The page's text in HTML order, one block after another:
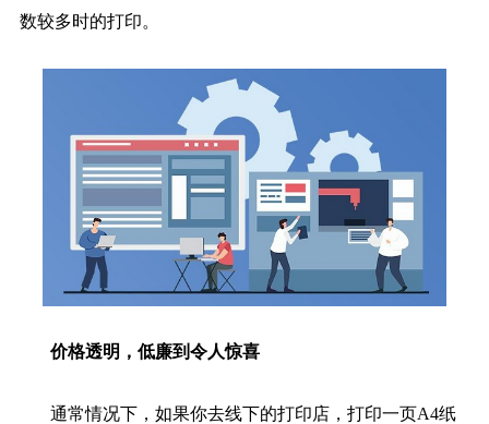
数较多时的打印。
价格透明，低廉到令人惊喜
通常情况下，如果你去线下的打印店，打印一页A4纸